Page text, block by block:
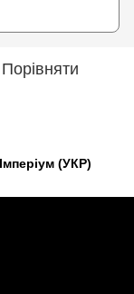
Порівняти
(УКР)